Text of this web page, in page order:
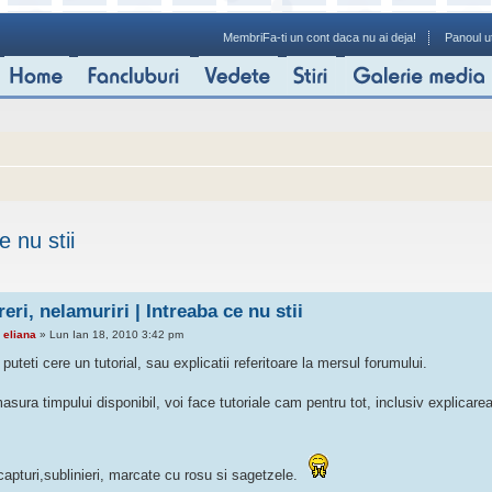
MembriFa-ti un cont daca nu ai deja! Panoul
nu stii
nelamuriri | Intreaba ce nu stii
eliana » Lun Ian 18, 2010 3:42 pm
cere un tutorial, sau explicatii referitoare la mersul forumului.
timpului disponibil, voi face tutoriale cam pentru tot, inclusiv
marcate cu rosu si sagetzele.